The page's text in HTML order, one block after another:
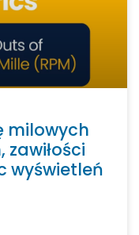
milowych
wyświetleń